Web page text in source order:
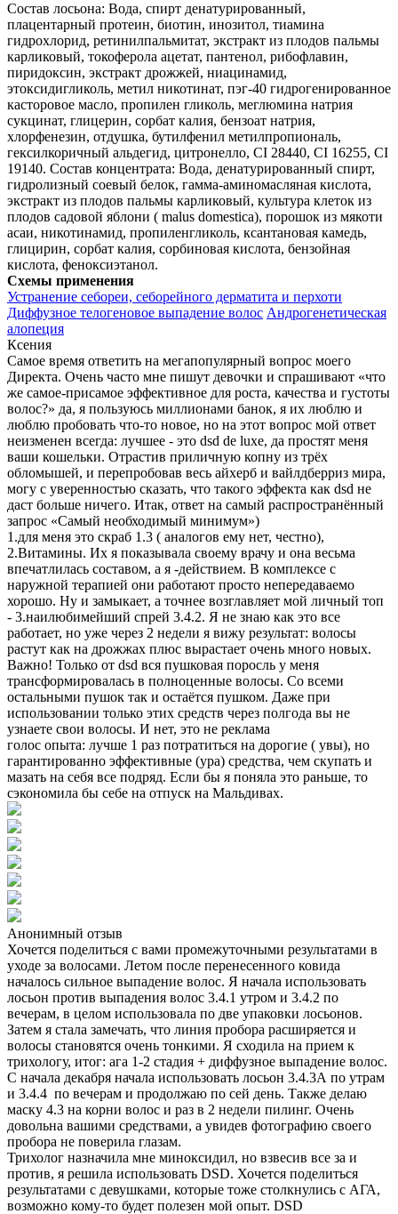
Состав лосьона: Вода, спирт денатурированный,
плацентарный протеин, биотин, инозитол, тиамина
гидрохлорид, ретинилпальмитат, экстракт из плодов пальмы
карликовый, токоферола ацетат, пантенол, рибофлавин,
пиридоксин, экстракт дрожжей, ниацинамид,
этоксидигликоль, метил никотинат, пэг-40 гидрогенированное
касторовое масло, пропилен гликоль, меглюмина натрия
сукцинат, глицерин, сорбат калия, бензоат натрия,
хлорфенезин, отдушка, бутилфенил метилпропиональ,
гексилкоричный альдегид, цитронелло, CI 28440, CI 16255, CI
19140. Состав концентрата: Вода, денатурированный спирт,
гидролизный соевый белок, гамма-аминомасляная кислота,
экстракт из плодов пальмы карликовый, культура клеток из
плодов садовой яблони ( malus domestica), порошок из мякоти
асаи, никотинамид, пропиленгликоль, ксантановая камедь,
глицирин, сорбат калия, сорбиновая кислота, бензойная
кислота, феноксиэтанол.
Схемы применения
Устранение себореи, себорейного дерматита и перхоти
Диффузное телогеновое выпадение волос Андрогенетическая
алопеция
Ксения
Самое время ответить на мегапопулярный вопрос моего
Директа. Очень часто мне пишут девочки и спрашивают «что
же самое-присамое эффективное для роста, качества и густоты
волос?» да, я пользуюсь миллионами банок, я их люблю и
люблю пробовать что-то новое, но на этот вопрос мой ответ
неизменен всегда: лучшее - это dsd de luxe, да простят меня
ваши кошельки. Отрастив приличную копну из трёх
обломышей, и перепробовав весь айхерб и вайлдберриз мира,
могу с уверенностью сказать, что такого эффекта как dsd не
даст больше ничего. Итак, ответ на самый распространённый
запрос «Самый необходимый минимум»)
1.для меня это скраб 1.3 ( аналогов ему нет, честно),
2.Витамины. Их я показывала своему врачу и она весьма
впечатлилась составом, а я -действием. В комплексе с
наружной терапией они работают просто непередаваемо
хорошо. Ну и замыкает, а точнее возглавляет мой личный топ
- 3.наилюбимейший спрей 3.4.2. Я не знаю как это все
работает, но уже через 2 недели я вижу результат: волосы
растут как на дрожжах плюс вырастает очень много новых.
Важно! Только от dsd вся пушковая поросль у меня
трансформировалась в полноценные волосы. Со всеми
остальными пушок так и остаётся пушком. Даже при
использовании только этих средств через полгода вы не
узнаете свои волосы. И нет, это не реклама
голос опыта: лучше 1 раз потратиться на дорогие ( увы), но
гарантированно эффективные (ура) средства, чем скупать и
мазать на себя все подряд. Если бы я поняла это раньше, то
сэкономила бы себе на отпуск на Мальдивах.
Анонимный отзыв
Хочется поделиться с вами промежуточными результатами в
уходе за волосами. Летом после перенесенного ковида
началось сильное выпадение волос. Я начала использовать
лосьон против выпадения волос 3.4.1 утром и 3.4.2 по
вечерам, в целом использовала по две упаковки лосьонов.
Затем я стала замечать, что линия пробора расширяется и
волосы становятся очень тонкими. Я сходила на прием к
трихологу, итог: ага 1-2 стадия + диффузное выпадение волос.
С начала декабря начала использовать лосьон 3.4.3А по утрам
и 3.4.4 по вечерам и продолжаю по сей день. Также делаю
маску 4.3 на корни волос и раз в 2 недели пилинг. Очень
довольна вашими средствами, а увидев фотографию своего
пробора не поверила глазам.
Трихолог назначила мне миноксидил, но взвесив все за и
против, я решила использовать DSD. Хочется поделиться
результатами с девушками, которые тоже столкнулись с АГА,
возможно кому-то будет полезен мой опыт. DSD